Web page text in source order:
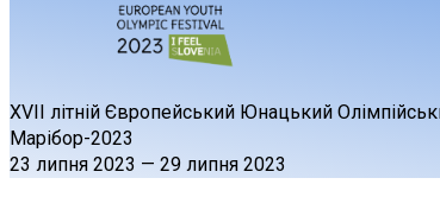
XVII літній Європейський Юнацький
Марібор-2023
23 липня 2023 — 29 липня 2023